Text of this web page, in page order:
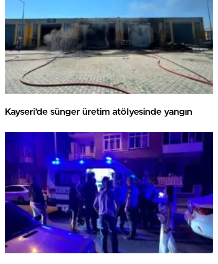
Kayseri’de sünger üretim atölyesinde yangın